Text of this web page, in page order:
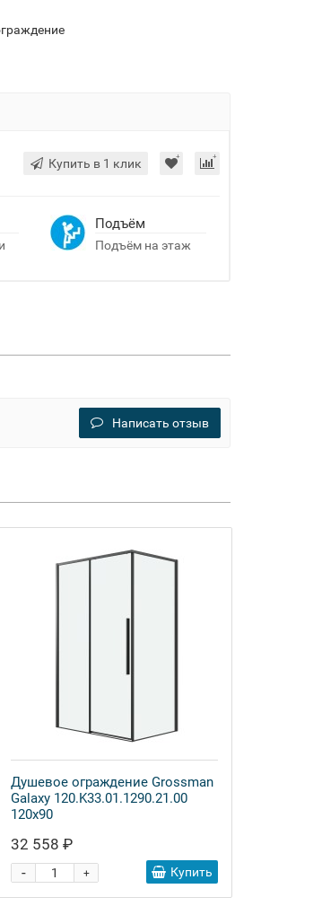
Купить в 1 клик
Подъём
Подъём на этаж
Написать отзыв
Душевое ограждение Grossman
Galaxy 120.K33.01.1290.21.00
120x90
32 558 ₽
+
- Купить